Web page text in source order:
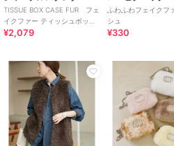
TISSUE BOX CASE FUR フェ
イクファー ティッシュボック
ス
¥2,079
ふわふわフェイクフ
シュ
¥330